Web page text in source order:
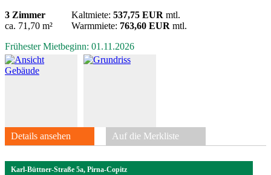
3 Zimmer
ca. 71,70 m²
Kaltmiete: 537,75 EUR mtl.
Warmmiete: 763,60 EUR mtl.
Frühester Mietbeginn: 01.11.2026
Details ansehen Auf die Merkliste
Karl-Büttner-Straße 5a, Pirna-Copitz